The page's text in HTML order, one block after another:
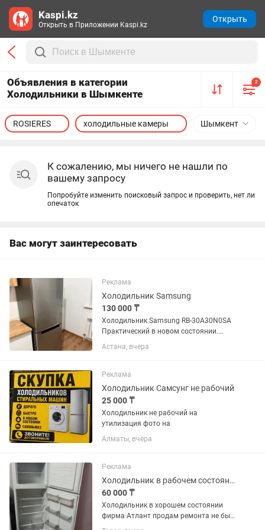
Объявления в категории
Холодильники в Шымкенте
2
Шымкент
ROSIERES холодильные камеры
К сожалению, мы ничего не нашли по
вашему запросу
Попробуйте изменить поисковый запрос и проверить, нет ли
опечаток
Вас могут заинтересовать
Реклама
Холодильник Samsung
130 000 ₸
Холодильник Samsung RB-30A30N0SA
Практический в новом состоянии.
Габаритные размеры Высота1780 мм
Ширина595 мм Глубина675 мм
Астана, вчера
Реклама
Холодильник Самсунг не рабочий
25 000 ₸
Холодильник не рабочий на
утилизация фото на
Алматы, вчера
Реклама
Холодильник в рабочем состоянии
60 000 ₸
Холодильник в хорошем состоянии
фирма Атлант продам ремонта не был
всё работает торг на месте
Kaspi.kz
Открыть в Приложении Kaspi.kz
Открыть